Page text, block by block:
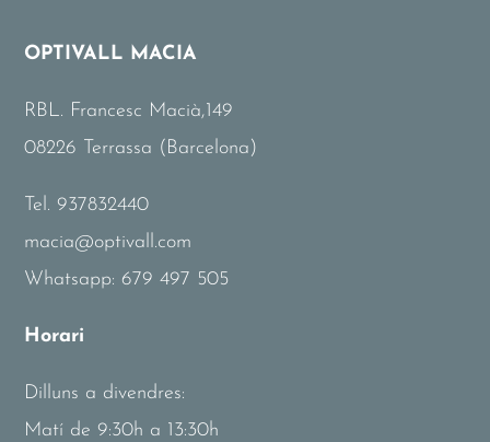
OPTIVALL MACIA
RBL. Francesc Macià,149
08226 Terrassa (Barcelona)
Tel. 937832440
macia@optivall.com
Whatsapp: 679 497 505
Horari
Dilluns a divendres:
Matí de 9:30h a 13:30h